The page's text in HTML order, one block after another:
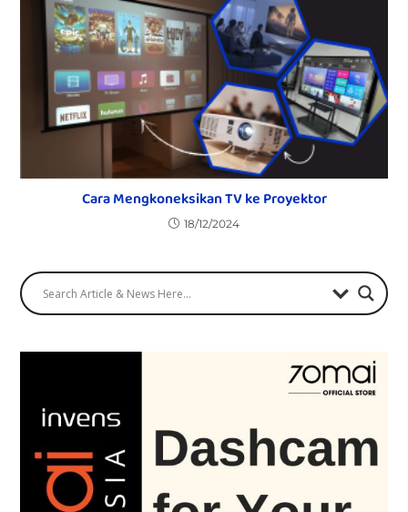
Cara Mengkoneksikan TV ke Proyektor
18/12/2024